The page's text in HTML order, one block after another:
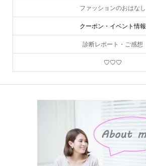
ファッションのおはなし
クーポン・イベント情報
診断レポート・ご感想
♡♡♡